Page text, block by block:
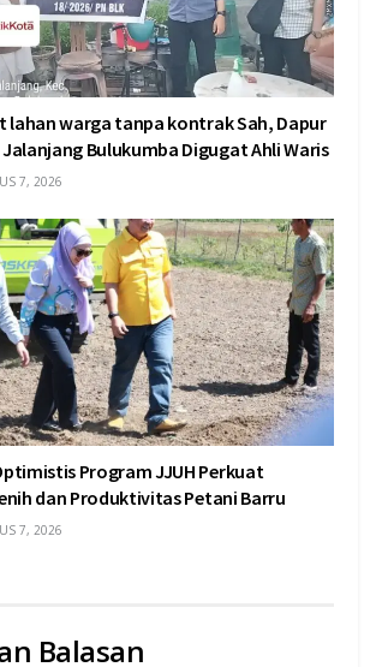
lahan warga tanpa kontrak Sah, Dapur
Jalanjang Bulukumba Digugat Ahli Waris
7, 2026
Program JJUH Perkuat
dan Produktivitas Petani Barru
7, 2026
Balasan